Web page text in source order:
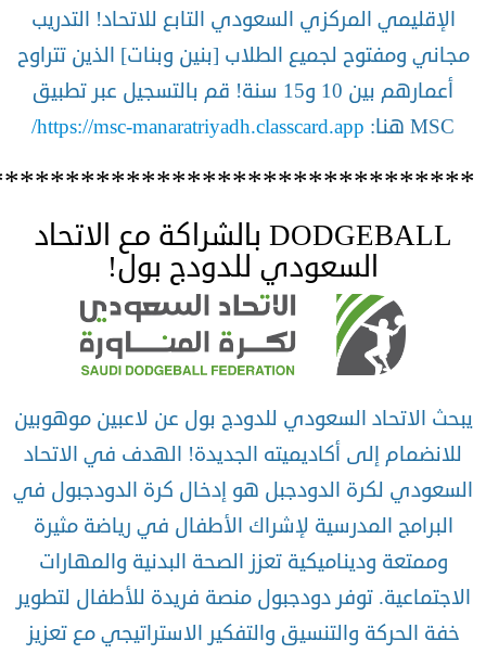
الإقليمي المركزي السعودي التابع للاتحاد! التدريب
مجاني ومفتوح لجميع الطلاب [بنين وبنات] الذين تتراوح
أعمارهم بين 10 و15 سنة! قم بالتسجيل عبر تطبيق
MSC هنا:
https://msc-manaratriyadh.classcard.app/
DODGEBALL بالشراكة مع الاتحاد
السعودي للدودج بول!
يبحث الاتحاد السعودي للدودج بول عن لاعبين موهوبين
للانضمام إلى أكاديميته الجديدة! الهدف في الاتحاد
السعودي لكرة الدودجبل هو إدخال كرة الدودجبول في
البرامج المدرسية لإشراك الأطفال في رياضة مثيرة
وممتعة وديناميكية تعزز الصحة البدنية والمهارات
الاجتماعية. توفر دودجبول منصة فريدة للأطفال لتطوير
خفة الحركة والتنسيق والتفكير الاستراتيجي مع تعزيز